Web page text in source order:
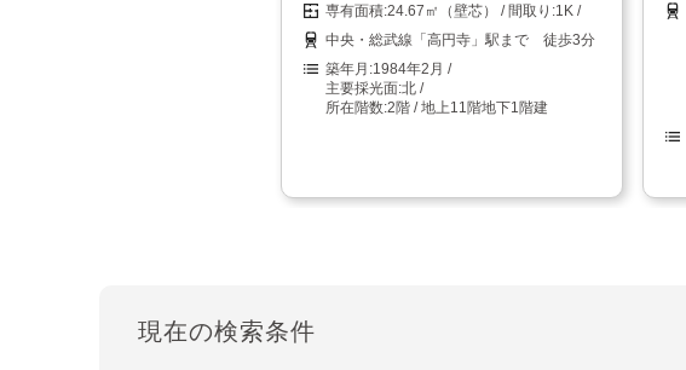
24.67㎡（壁芯）
1K
中央・総武線「高円寺」駅まで 徒歩3分
1984年2月
北
2階 / 地上11階地下1階建
現在の検索条件